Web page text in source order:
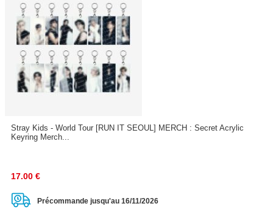
Stray Kids - World Tour [RUN IT SEOUL] MERCH : Secret Acrylic
Keyring Merch...
17.00 €
Précommande jusqu'au 16/11/2026